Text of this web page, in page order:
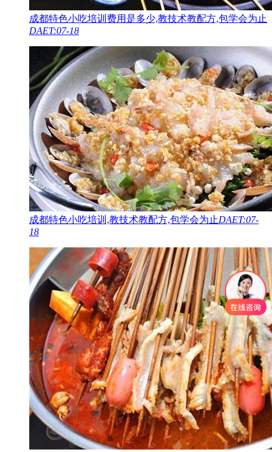
成都特色小吃培训费用是多少,教技术教配方,包学会为止
DAET:07-18
成都特色小吃培训,教技术教配方,包学会为止DAET:07-
18